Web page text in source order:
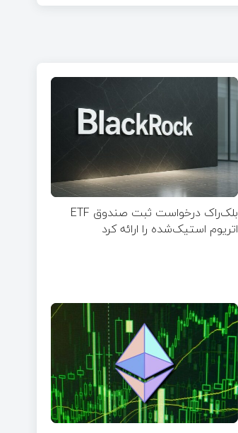
بلک‌راک درخواست ثبت صندوق ETF
اتریوم استیک‌شده را ارائه کرد